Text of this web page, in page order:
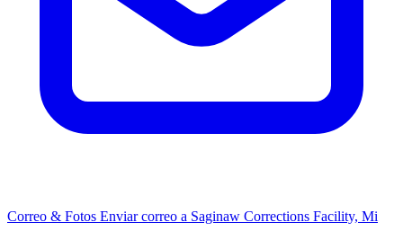
Correo & Fotos Enviar correo a ​Saginaw Corrections Facility, Mi